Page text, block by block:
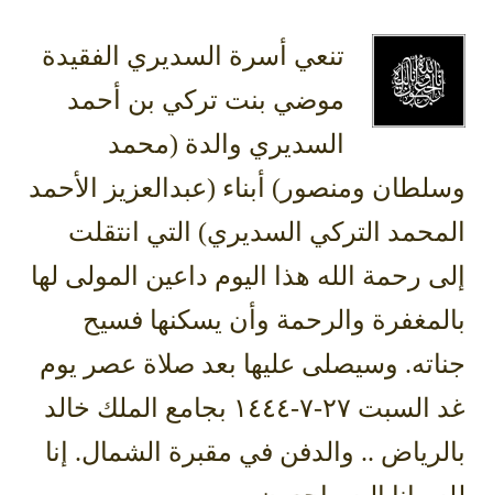
تنعي أسرة السديري الفقيدة
موضي بنت تركي بن أحمد
السديري والدة (محمد
وسلطان ومنصور) أبناء (عبدالعزيز الأحمد
المحمد التركي السديري) التي انتقلت
إلى رحمة الله هذا اليوم داعين المولى لها
بالمغفرة والرحمة وأن يسكنها فسيح
جناته. وسيصلى عليها بعد صلاة عصر يوم
غد السبت ٢٧-٧-١٤٤٤ بجامع الملك خالد
بالرياض .. والدفن في مقبرة الشمال. إنا